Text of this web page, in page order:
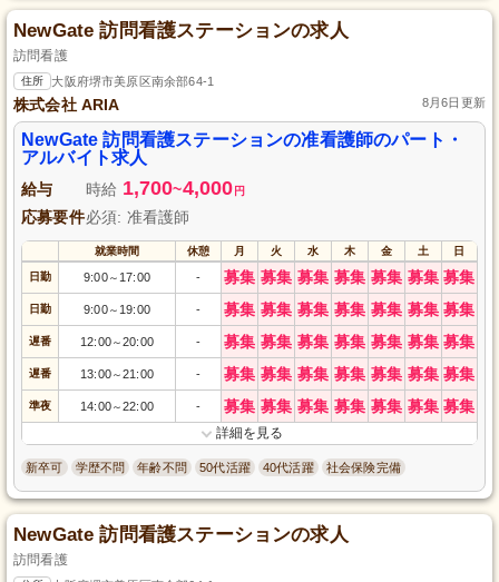
NewGate 訪問看護ステーションの求人
訪問看護
住所 大阪府堺市美原区南余部64-1
株式会社 ARIA 8月6日更新
NewGate 訪問看護ステーションの准看護師のパート・
アルバイト求人
給与 時給 1,700~4,000 円
応募要件必須: 准看護師
就業時間 休憩 月 火 水 木 金 土 日
日勤 9:00～ 17:00 - 募集 募集 募集 募集 募集 募集 募集
日勤 9:00～ 19:00 - 募集 募集 募集 募集 募集 募集 募集
遅番 12:00～20:00 - 募集 募集 募集 募集 募集 募集 募集
遅番 13:00～21:00 - 募集 募集 募集 募集 募集 募集 募集
準夜 14:00～22:00 - 募集 募集 募集 募集 募集 募集 募集
詳細を見る
新卒可 学歴不問 年齢不問 50代活躍 40代活躍 社会保険完備
NewGate 訪問看護ステーションの求人
訪問看護